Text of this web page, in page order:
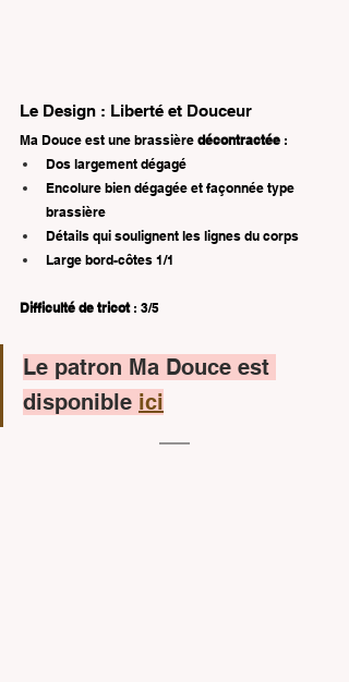
Le Design : Liberté et Douceur
Ma Douce est une brassière décontractée :
Dos largement dégagé
Encolure bien dégagée et façonnée type
brassière
Détails qui soulignent les lignes du corps
Large bord-côtes 1/1
Difficulté de tricot : 3/5
Le patron Ma Douce est
disponible ici